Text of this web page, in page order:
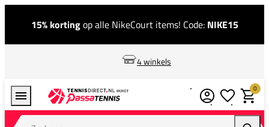
15% kortingop alle NikeCourt items! Code: NIKE15
4 winkels
Zoek naar...
0